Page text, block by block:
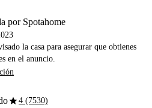
por Spotahome
la casa para asegurar que obtienes
en el anuncio.
star4 (7530)